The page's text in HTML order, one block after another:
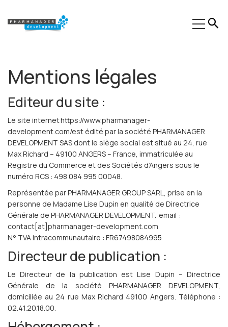
Expertises
Secteurs
Formations
Phinn®
Pheed®
Actualités
À propos
Contact
Français
Mentions légales
Editeur du site :
Le site internet https://www.pharmanager-
development.com/est édité par la société PHARMANAGER
DEVELOPMENT SAS dont le siège social est situé au 24, rue
Max Richard – 49100 ANGERS – France, immatriculée au
Registre du Commerce et des Sociétés d’Angers sous le
numéro RCS : 498 084 995 00048.
Représentée par PHARMANAGER GROUP SARL, prise en la
personne de Madame Lise Dupin en qualité de Directrice
Générale de PHARMANAGER DEVELOPMENT. email :
contact[at]pharmanager-development.com
N° TVA intracommunautaire : FR67498084995
Directeur de publication :
Le Directeur de la publication est Lise Dupin – Directrice
Générale de la société PHARMANAGER DEVELOPMENT,
domiciliée au 24 rue Max Richard 49100 Angers. Téléphone :
02.41.20.18.00.